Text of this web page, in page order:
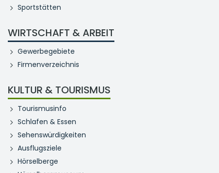
Sportstätten
WIRTSCHAFT & ARBEIT
Gewerbegebiete
Firmenverzeichnis
KULTUR & TOURISMUS
Tourismusinfo
Schlafen & Essen
Sehenswürdigkeiten
Ausflugsziele
Hörselberge